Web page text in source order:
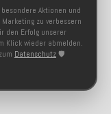
Aktionen und
zu verbessern
den Erfolg unserer
Klick wieder abmelden.
Datenschutz 🛡️